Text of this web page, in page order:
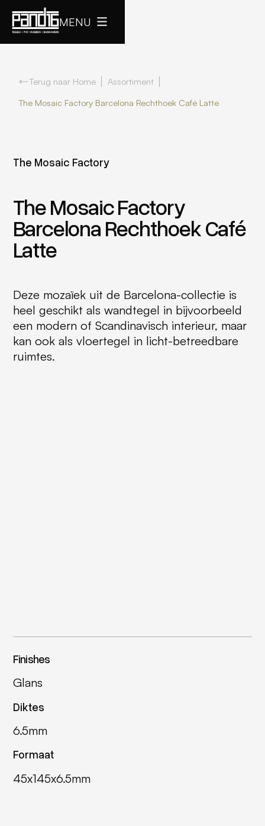
MENU
Terug naar Home
Assortiment
The Mosaic Factory Barcelona Rechthoek Café Latte
The Mosaic Factory
The Mosaic Factory
Barcelona Rechthoek Café
Latte
Deze mozaïek uit de Barcelona-collectie is
heel geschikt als wandtegel in bijvoorbeeld
een modern of Scandinavisch interieur, maar
kan ook als vloertegel in licht-betreedbare
ruimtes.
Finishes
Glans
Diktes
6.5mm
Formaat
45x145x6.5mm